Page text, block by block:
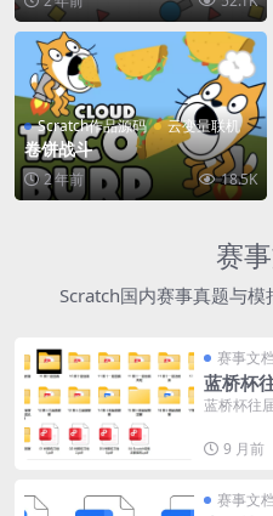
Scratch作品源码 云变量联机
卷饼战斗
2 年前 18.5K
赛
Scratch国内赛事真题与模
赛事文档
蓝桥杯
蓝桥杯往
9 月前
赛事文档